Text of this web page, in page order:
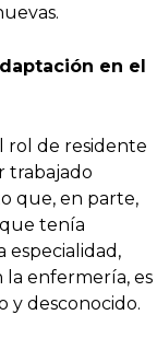
en el
rol de residente
trabajado
que, en parte,
tenía
especialidad,
la enfermería, es
y desconocido.